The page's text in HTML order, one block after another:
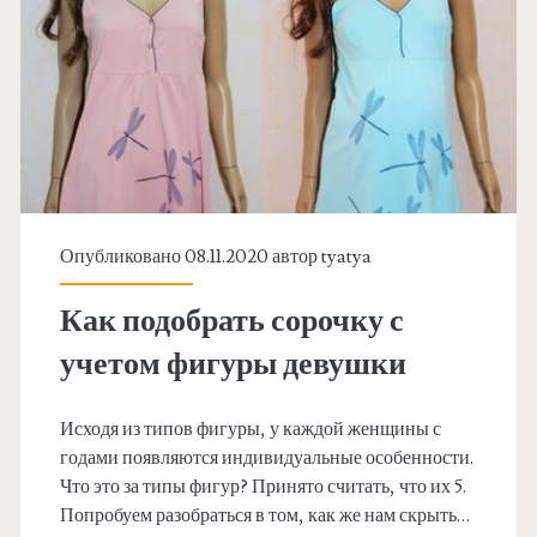
ь
п
т
о
м
ш
а
п
Опубликовано 08.11.2020 авторtyatya
Как подобрать сорочку с
учетом фигуры девушки
Исходя из типов фигуры, у каждой женщины с
годами появляются индивидуальные особенности.
Что это за типы фигур? Принято считать, что их 5.
Попробуем разобраться в том, как же нам скрыть…